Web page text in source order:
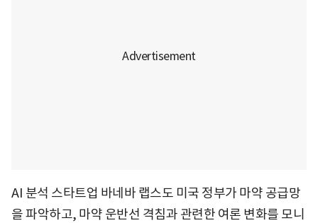
AI 분석 스타트업 바네바 랩스도 미국 정부가 마약 공급망
을 파악하고, 마약 운반선 격침과 관련한 여론 변화를 모니